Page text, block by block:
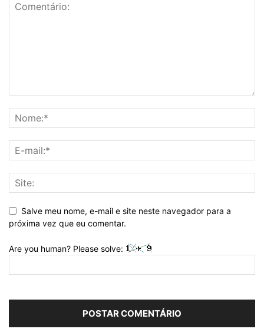
Salve meu nome, e-mail e site neste navegador para a
próxima vez que eu comentar.
Are you human? Please solve: